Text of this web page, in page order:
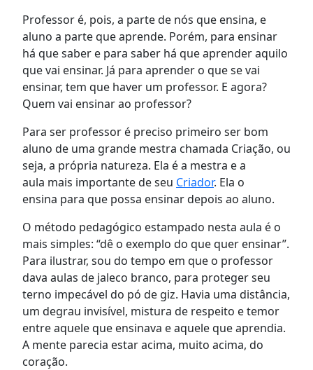
Professor é, pois, a parte de nós que ensina, e
aluno a parteque aprende. Porém, para ensinar
há que saber e para saber há que aprender aquilo
que vai ensinar. Já para aprender o que se vai
ensinar, tem que haver um professor. E agora?
Quem vai ensinarao professor?
Para ser professor é preciso primeiro ser bom
aluno de uma grande mestra chamada Criação, ou
seja, a própria natureza. Ela é a mestra e a
aula mais importantede seu Criador. Ela o
ensina para que possa ensinardepois ao aluno.
O método pedagógico estampado nesta aula é o
mais simples: “dê o exemplo do que quer ensinar”.
Para ilustrar, sou do tempo em que o professor
dava aulas de jaleco branco, para proteger seu
terno impecável do pó de giz. Havia uma distância,
um degrau invisível, mistura de respeito e temor
entreaqueleque ensinava eaquele queaprendia.
A mente parecia estar acima, muito acima, do
coração.